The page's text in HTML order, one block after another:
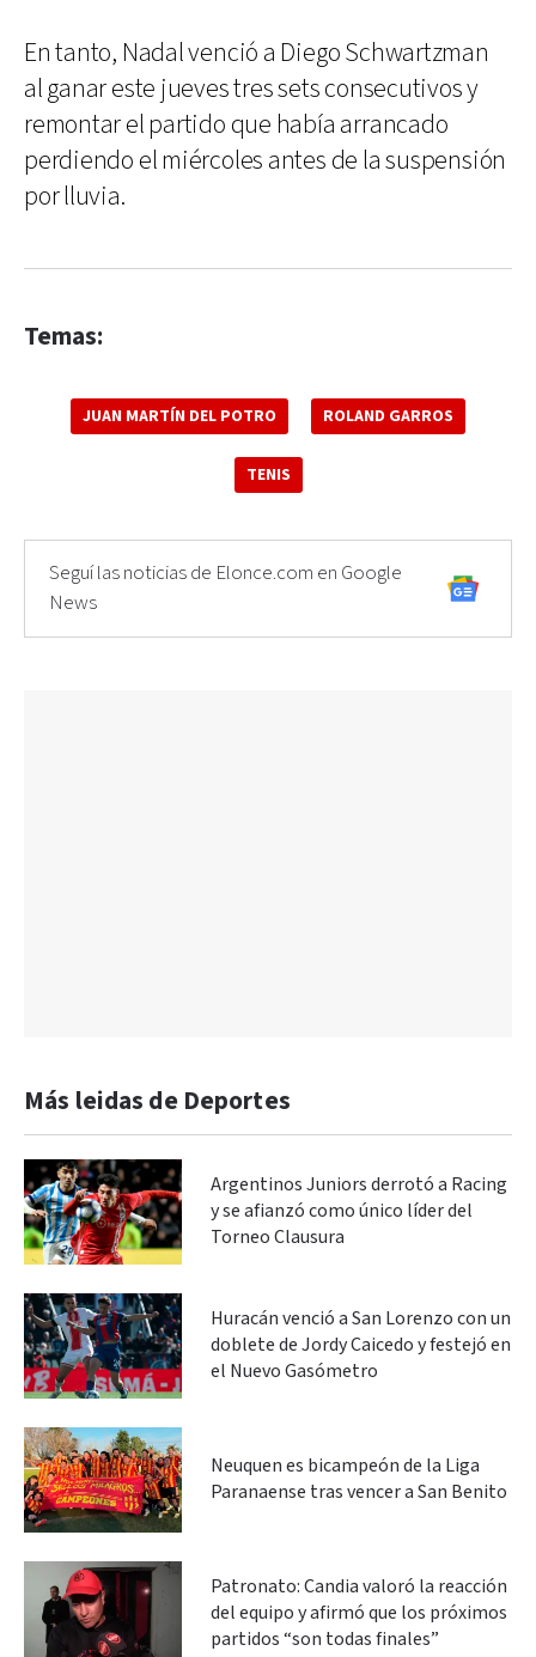
En tanto, Nadal venció a Diego Schwartzman
al ganar este jueves tres sets consecutivos y
remontar el partido que había arrancado
perdiendo el miércoles antes de la suspensión
por lluvia.
Temas:
JUAN MARTÍN DEL POTRO ROLAND GARROS
TENIS
Seguí las noticias de Elonce.com en Google
News
Más leidas de Deportes
Argentinos Juniors derrotó a Racing
y se afianzó como único líder del
Torneo Clausura
Huracán venció a San Lorenzo con un
doblete de Jordy Caicedo y festejó en
el Nuevo Gasómetro
Neuquen es bicampeón de la Liga
Paranaense tras vencer a San Benito
Patronato: Candia valoró la reacción
del equipo y afirmó que los próximos
partidos “son todas finales”